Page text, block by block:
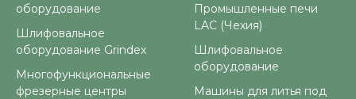
оборудование
Шлифовальное
оборудование Grindex
Многофункциональные
фрезерные центры
Промышленные печи
LAC (Чехия)
Шлифовальное
оборудование
Машины для литья под